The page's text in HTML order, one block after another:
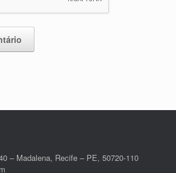
– Madalena, Recife – PE, 50720-110